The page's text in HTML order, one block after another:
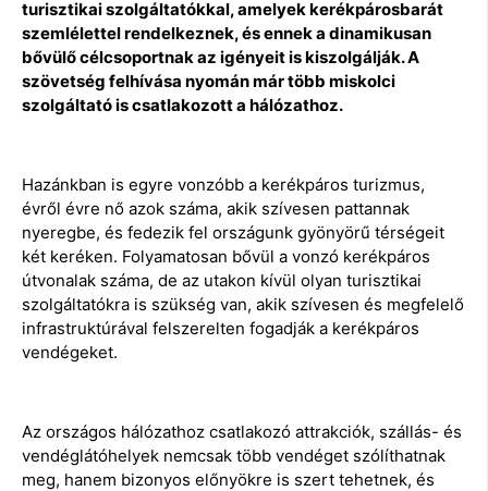
turisztikai szolgáltatókkal, amelyek kerékpárosbarát
szemlélettel rendelkeznek, és ennek a dinamikusan
bővülő célcsoportnak az igényeit is kiszolgálják. A
szövetség felhívása nyomán már több miskolci
szolgáltató is csatlakozott a hálózathoz.
Hazánkban is egyre vonzóbb a kerékpáros turizmus,
évről évre nő azok száma, akik szívesen pattannak
nyeregbe, és fedezik fel országunk gyönyörű térségeit
két keréken. Folyamatosan bővül a vonzó kerékpáros
útvonalak száma, de az utakon kívül olyan turisztikai
szolgáltatókra is szükség van, akik szívesen és megfelelő
infrastruktúrával felszerelten fogadják a kerékpáros
vendégeket.
Az országos hálózathoz csatlakozó attrakciók, szállás- és
vendéglátóhelyek nemcsak több vendéget szólíthatnak
meg, hanem bizonyos előnyökre is szert tehetnek, és